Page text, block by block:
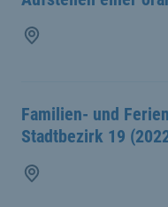
Familien- und
Stadtbezirk 19